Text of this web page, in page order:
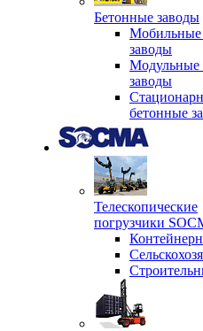
Бетонные заводы
Мобильные
заводы
Модульные
заводы
бетонные
Телескопические
погрузчики